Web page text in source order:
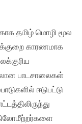
தமிழ் மொழி மூல
காரணமாக
பாடசாலைகள்
ஈடுபட்டு